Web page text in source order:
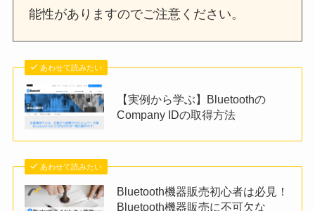
能性がありますのでご注意ください。
あわせて読みたい
【実例から学ぶ】Bluetoothの
Company IDの取得方法
あわせて読みたい
Bluetooth機器販売初心者は必見！
Bluetooth機器販売に不可欠な